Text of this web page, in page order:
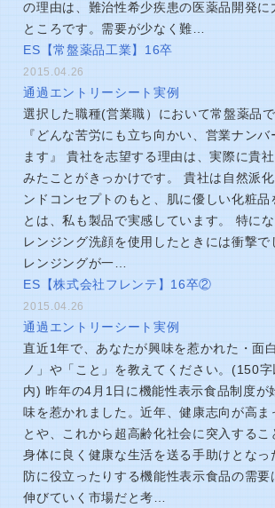
の理由は、難治性希少疾患の医薬品開発に
ところです。需要が少なく難…
ES【常盤薬品工業】16卒
2015.04.26
通過エントリーシート実例
選択した職種(営業職）において常盤薬品
『どんな苦労にも立ち向かい、営業ナンバ
ます』 貴社を志望する理由は、実際に貴
みたことがきっかけです。 貴社は自然派
ンドコンセプトのもと、肌に優しい化粧品
とは、私も製品で実感しています。 特に
レンジング洗顔を使用したときには衝撃で
レンジングが一…
ES【株式会社フレンテ】16卒②
2015.04.26
通過エントリーシート実例
直近1年で、あなたが興味を惹かれた・面
ノ」や「こと」を教えてください。(150
内) 昨年の4月1日に機能性表示食品制度が
味を惹かれました。近年、健康志向が高ま
とや、これから超高齢化社会に突入するこ
身体に良く健康な生活を送る手助けとなっ
防に役立ったりする機能性表示食品の需要
伸びていく市場だと考…